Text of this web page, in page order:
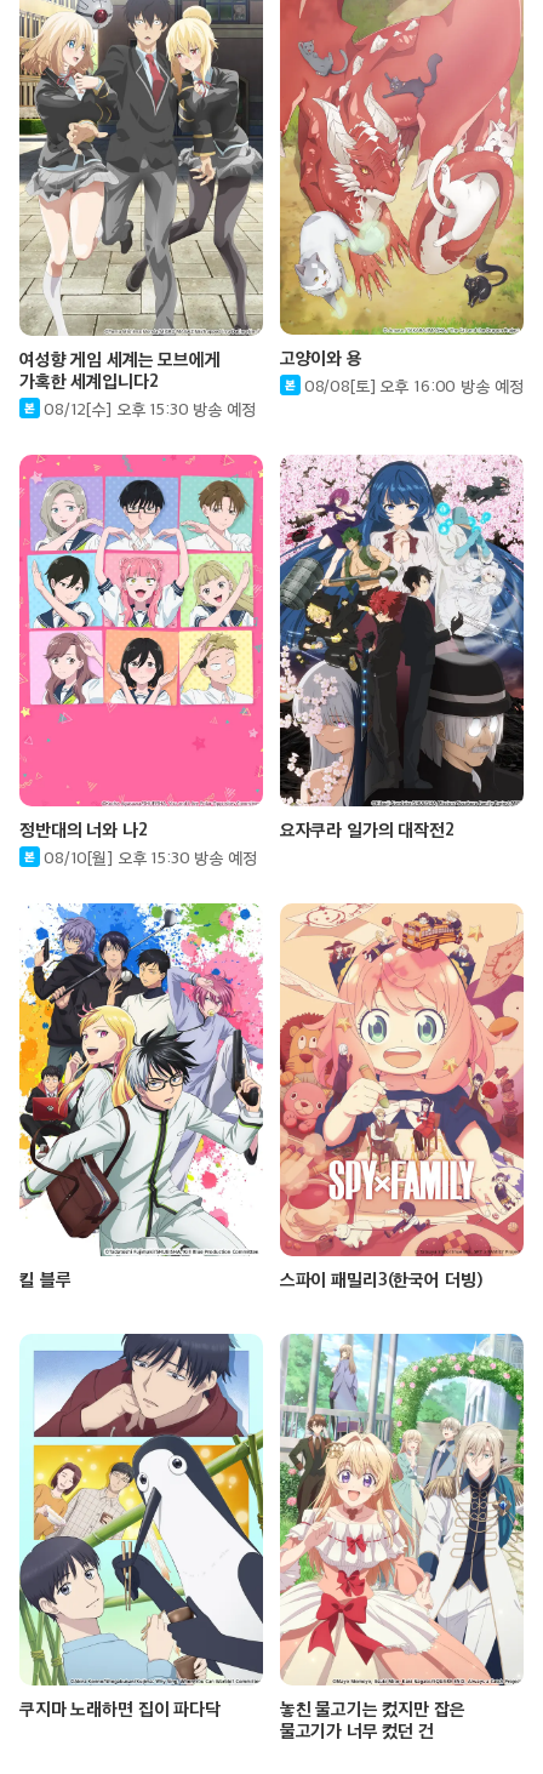
여성향 게임 세계는 모브에게
가혹한 세계입니다2
08/12[수] 오후 15:30 방송 예정
고양이와 용
08/08[토] 오후 16:00 방송 예정
정반대의 너와 나2
08/10[월] 오후 15:30 방송 예정
요자쿠라 일가의 대작전2
킬 블루 스파이 패밀리3(한국어 더빙)
쿠지마 노래하면 집이 파다닥
놓친 물고기는 컸지만 잡은
물고기가 너무 컸던 건